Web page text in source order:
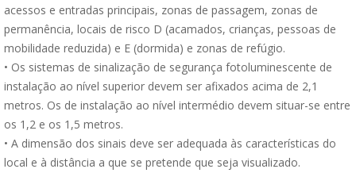
acessos e entradas principais, zonas de passagem, zonas de
permanência, locais de risco D (acamados, crianças, pessoas de
mobilidade reduzida) e E (dormida) e zonas de refúgio.
• Os sistemas de sinalização de segurança fotoluminescente de
instalação ao nível superior devem ser afixados acima de 2,1
metros. Os de instalação ao nível intermédio devem situar-se entre
os 1,2 e os 1,5 metros.
• A dimensão dos sinais deve ser adequada às características do
local e à distância a que se pretende que seja visualizado.